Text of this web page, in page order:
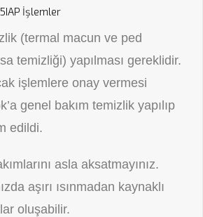
İşlemler
(termal macun ve ped
temizliği) yapılması gereklidir.
işlemlere onay vermesi
genel bakım temizlik yapılıp
edildi.
asla aksatmayınız.
aşırı ısınmadan kaynaklı
oluşabilir.